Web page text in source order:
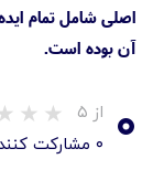
اصلی شامل تمام
آن بوده است.
۰ از ۵
۰ مشارکت کننده